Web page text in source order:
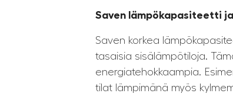
Saven lämpökapasiteetti
Saven korkea
tasaisia ​​sisälämpötiloja.
energiatehokkaampia.
tilat lämpimänä myös